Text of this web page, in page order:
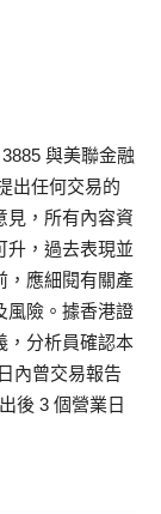
與美聯金融
出任何交易的
見，所有內容資
升，過去表現並
，應細閱有關產
風險。據香港證
，分析員確認本
內曾交易報告
後 3 個營業日